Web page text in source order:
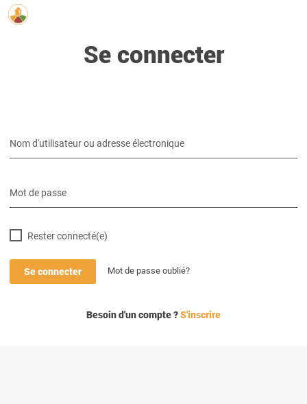
Cartographie des acteurs normands de
l'écoconstruction
Se connecter
Nom d'utilisateur ou adresse électronique
Mot de passe
Rester connecté(e)
Se connecter Mot de passe oublié?
Besoin d'un compte ?S'inscrire